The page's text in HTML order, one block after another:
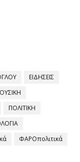
ΕΙΔΗΣΕΙΣ
ΠΟΛΙΤΙΚΗ
ΦΑΡΟπολιτικά